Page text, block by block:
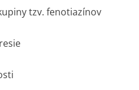
tzv. fenotiazínov